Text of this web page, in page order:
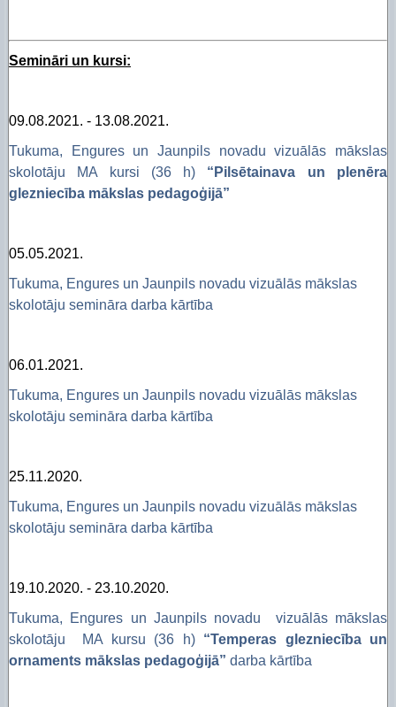
Semināri un kursi:
09.08.2021. - 13.08.2021.
Tukuma, Engures un Jaunpils novadu vizuālās mākslas
skolotāju MA kursi (36 h) “Pilsētainava un plenēra
glezniecība mākslas pedagoģijā”
05.05.2021.
Tukuma, Engures un Jaunpils novadu vizuālās mākslas
skolotāju semināra darba kārtība
06.01.2021.
Tukuma, Engures un Jaunpils novadu vizuālās mākslas
skolotāju semināra darba kārtība
25.11.2020.
Tukuma, Engures un Jaunpils novadu vizuālās mākslas
skolotāju semināra darba kārtība
19.10.2020. - 23.10.2020.
Tukuma, Engures un Jaunpils novadu vizuālās mākslas
skolotāju MA kursu (36 h) “Temperas glezniecība un
ornaments mākslas pedagoģijā” darba kārtība